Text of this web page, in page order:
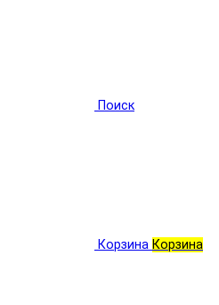
Поиск
Корзина Корзина